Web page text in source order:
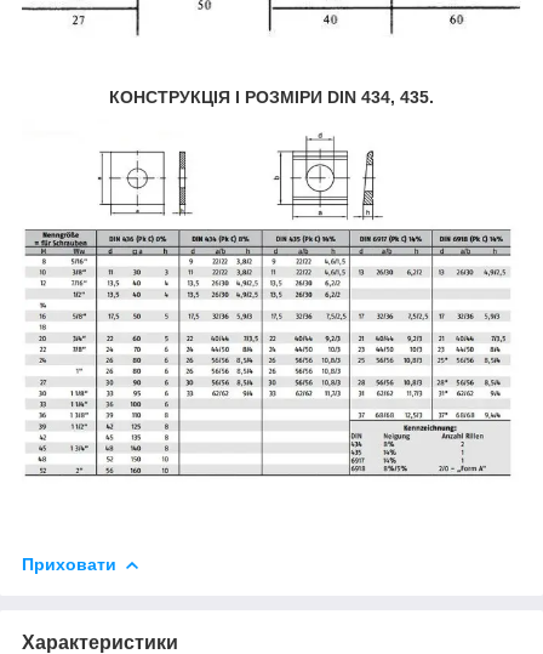
КОНСТРУКЦІЯ І РОЗМІРИ DIN 434, 435.
Приховати
Характеристики